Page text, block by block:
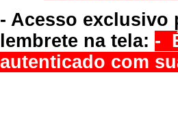
- Acesso exclusivo
lembrete na tela: -
autenticado com